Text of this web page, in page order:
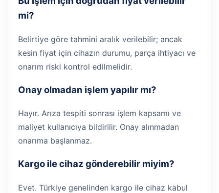
mi?
Belirtiye göre tahmini aralık verilebilir; ancak
kesin fiyat için cihazın durumu, parça ihtiyacı ve
onarım riski kontrol edilmelidir.
Onay olmadan işlem yapılır mı?
Hayır. Arıza tespiti sonrası işlem kapsamı ve
maliyet kullanıcıya bildirilir. Onay alınmadan
onarıma başlanmaz.
Kargo ile cihaz gönderebilir miyim?
Evet. Türkiye genelinden kargo ile cihaz kabul